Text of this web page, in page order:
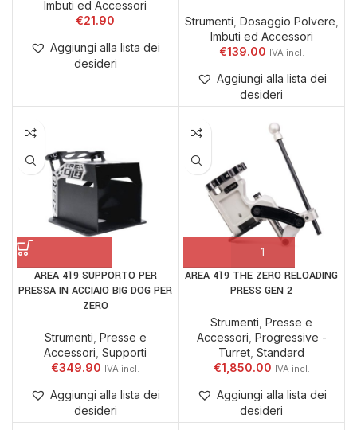
Imbuti ed Accessori
€21.90
Aggiungi alla lista dei
desideri
Strumenti Dosaggio Polvere
Imbuti ed Accessori
€139.00
Aggiungi alla lista dei
desideri
AREA 419 SUPPORTO PER
PRESSA IN ACCIAIO BIG DOG PER
ZERO
Strumenti Presse e
Accessori ,Supporti
€349.90
Aggiungi alla lista dei
desideri
AREA 419 THE ZERO RELOADING
PRESS GEN 2
Strumenti ,Presse e
Accessori Progressive -
Turret ,Standard
€1,850.00
Aggiungi alla lista dei
desideri